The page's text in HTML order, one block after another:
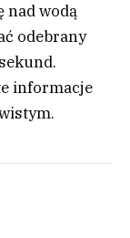
nad wodą
odebrany
informacje